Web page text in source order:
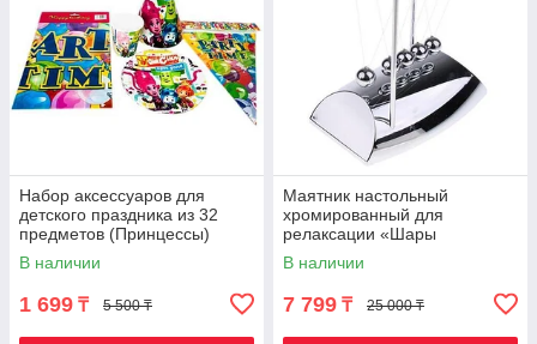
Набор аксессуаров для
детского праздника из 32
предметов (Принцессы)
В наличии
1 699 ₸ 5 500 ₸
Маятник настольный
хромированный для
релаксации «Шары
Ньютона» в стиле hi-tech
В наличии
7 799 ₸ 25 000 ₸